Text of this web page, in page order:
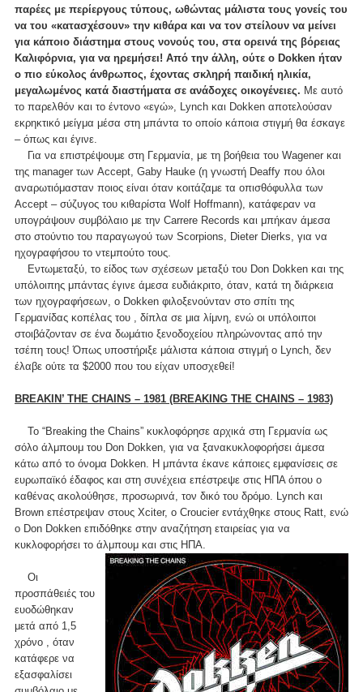
παρέες με περίεργους τύπους, ωθώντας μάλιστα τους γονείς του
να του «κατασχέσουν» την κιθάρα και να τον στείλουν να μείνει
για κάποιο διάστημα στους νονούς του, στα ορεινά της βόρειας
Καλιφόρνια, για να ηρεμήσει! Από την άλλη, ούτε ο Dokken ήταν
ο πιο εύκολος άνθρωπος, έχοντας σκληρή παιδική ηλικία,
μεγαλωμένος κατά διαστήματα σε ανάδοχες οικογένειες. Με αυτό
το παρελθόν και το έντονο «εγώ», Lynch και Dokken αποτελούσαν
εκρηκτικό μείγμα μέσα στη μπάντα το οποίο κάποια στιγμή θα έσκαγε
– όπως και έγινε.
Για να επιστρέψουμε στη Γερμανία, με τη βοήθεια του Wagener και
της manager των Accept, Gaby Hauke (η γνωστή Deaffy που όλοι
αναρωτιόμασταν ποιος είναι όταν κοιτάζαμε τα οπισθόφυλλα των
Accept – σύζυγος του κιθαρίστα Wolf Hoffmann), κατάφεραν να
υπογράψουν συμβόλαιο με την Carrere Records και μπήκαν άμεσα
στο στούντιο του παραγωγού των Scorpions, Dieter Dierks, για να
ηχογραφήσου το ντεμπούτο τους.
Εντωμεταξύ, το είδος των σχέσεων μεταξύ του Don Dokken και της
υπόλοιπης μπάντας έγινε άμεσα ευδιάκριτο, όταν, κατά τη διάρκεια
των ηχογραφήσεων, ο Dokken φιλοξενούνταν στο σπίτι της
Γερμανίδας κοπέλας του , δίπλα σε μια λίμνη, ενώ οι υπόλοιποι
στοιβάζονταν σε ένα δωμάτιο ξενοδοχείου πληρώνοντας από την
τσέπη τους! Όπως υποστήριξε μάλιστα κάποια στιγμή ο Lynch, δεν
έλαβε ούτε τα $2000 που του είχαν υποσχεθεί!
BREAKIN’ THE CHAINS – 1981 (BREAKING THE CHAINS – 1983)
Το “Breaking the Chains” κυκλοφόρησε αρχικά στη Γερμανία ως
σόλο άλμπουμ του Don Dokken, για να ξανακυκλοφορήσει άμεσα
κάτω από το όνομα Dokken. Η μπάντα έκανε κάποιες εμφανίσεις σε
ευρωπαϊκό έδαφος και στη συνέχεια επέστρεψε στις ΗΠΑ όπου ο
καθένας ακολούθησε, προσωρινά, τον δικό του δρόμο. Lynch και
Brown επέστρεψαν στους Xciter, ο Croucier εντάχθηκε στους Ratt, ενώ
ο Don Dokken επιδόθηκε στην αναζήτηση εταιρείας για να
κυκλοφορήσει το άλμπουμ και στις ΗΠΑ.
Οι
προσπάθειές του
ευοδώθηκαν
μετά από 1,5
χρόνο , όταν
κατάφερε να
εξασφαλίσει